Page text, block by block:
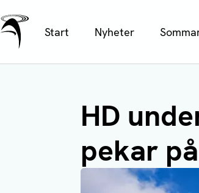
Ålands Radio & TV
Start Nyheter
HD
pekar